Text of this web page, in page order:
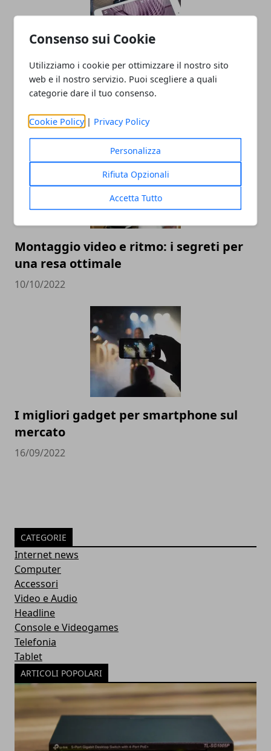
Consenso sui Cookie
Utilizziamo i cookie per ottimizzare il nostro sito
web e il nostro servizio. Puoi scegliere a quali
categorie dare il tuo consenso.
Cookie Policy | Privacy Policy
Personalizza
Rifiuta Opzionali
Accetta Tutto
Come scegliere un buon notebook
piccolo (14 pollici)
28/02/2023
Montaggio video e ritmo: i segreti per
una resa ottimale
10/10/2022
I migliori gadget per smartphone sul
mercato
16/09/2022
CATEGORIE
Internet news
Computer
Accessori
Video e Audio
Headline
Console e Videogames
Telefonia
Tablet
ARTICOLI POPOLARI